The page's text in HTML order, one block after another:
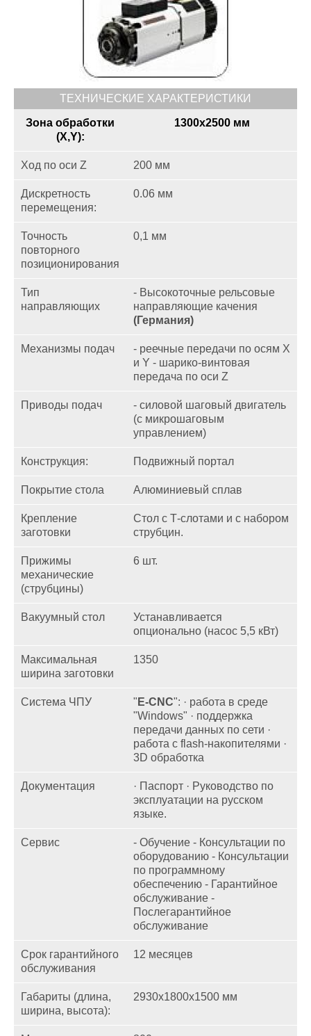
ТЕХНИЧЕСКИЕ ХАРАКТЕРИСТИКИ
Зона обработки
(X,Y):
1300x2500 мм
Ход по оси Z 200 мм
Дискретность
перемещения:
0.06 мм
Точность
повторного
позиционирования
0,1 мм
Тип
направляющих
- Высокоточные рельсовые
направляющие качения
(Германия)
Механизмы подач
- реечные передачи по осям X
и Y - шарико-винтовая
передача по оси Z
Приводы подач
- силовой шаговый двигатель
(с микрошаговым
управлением)
Конструкция: Подвижный портал
Покрытие стола Алюминиевый сплав
Крепление
заготовки
Стол с Т-слотами и с набором
струбцин.
Прижимы
механические
(струбцины)
6 шт.
Вакуумный стол
Устанавливается
опционально (насос 5,5 кВт)
Максимальная
ширина заготовки
1350
Система ЧПУ " E-CNC": · работа в среде
"Windows" · поддержка
передачи данных по сети ·
работа с flash-накопителями ·
3D обработка
Документация
· Паспорт · Руководство по
эксплуатации на русском
языке.
Сервис
- Обучение - Консультации по
оборудованию - Консультации
по программному
обеспечению - Гарантийное
обслуживание -
Послегарантийное
обслуживание
Срок гарантийного
обслуживания
12 месяцев
Габариты (длина,
ширина, высота):
2930x1800x1500 мм